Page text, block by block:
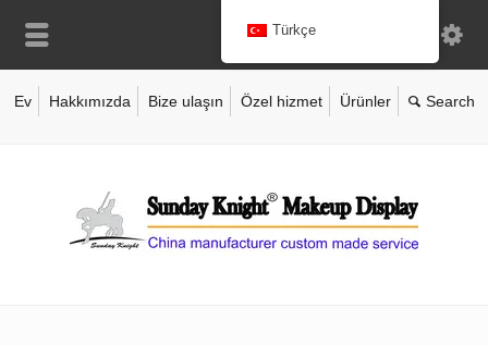
Ev Hakkımızda Bize ulaşın Özel hizmet Ürünler
Türkçe